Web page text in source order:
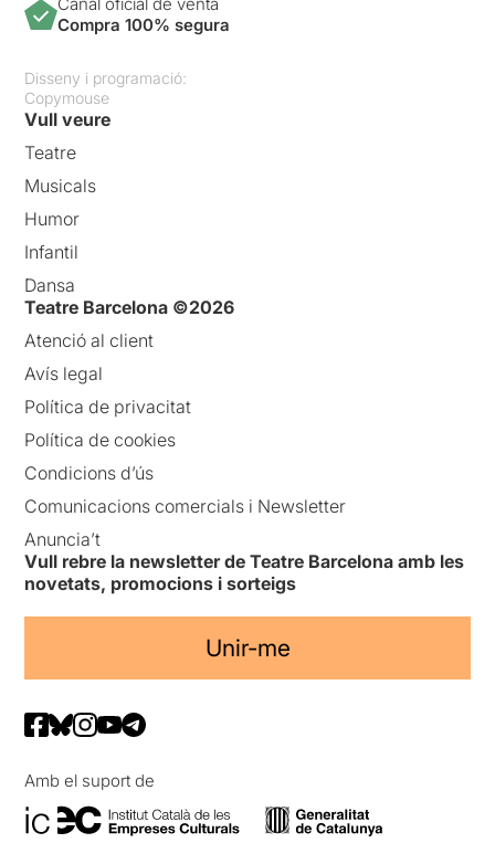
Compra 100% segura
Disseny i programació:
Copymouse
Vull veure
Teatre
Musicals
Humor
Infantil
Dansa
Teatre Barcelona ©2026
Atenció al client
Avís legal
Política de privacitat
Política de cookies
Condicions d’ús
Comunicacions comercials i Newsletter
Anuncia’t
Vull rebre la newsletter de Teatre Barcelona amb les
novetats, promocions i sorteigs
Unir-me
Amb el suport de